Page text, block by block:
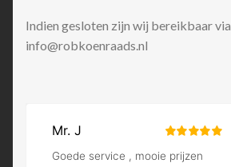
Indien gesloten zijn wij bereikbaar via
info@robkoenraads.nl